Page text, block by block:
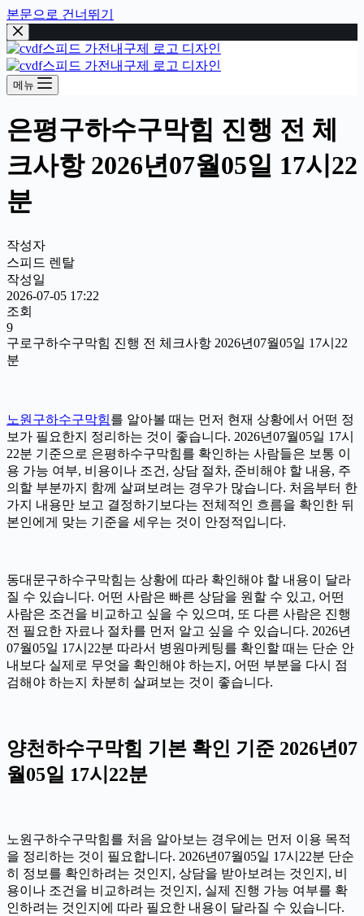
본문으로 건너뛰기
메뉴
은평구하수구막힘 진행 전 체
크사항 2026년07월05일 17시22
분
작성자
스피드 렌탈
작성일
2026-07-05 17:22
조회
9
구로구하수구막힘 진행 전 체크사항 2026년07월05일 17시22
분
노원구하수구막힘를 알아볼 때는 먼저 현재 상황에서 어떤 정
보가 필요한지 정리하는 것이 좋습니다. 2026년07월05일 17시
22분 기준으로 은평하수구막힘를 확인하는 사람들은 보통 이
용 가능 여부, 비용이나 조건, 상담 절차, 준비해야 할 내용, 주
의할 부분까지 함께 살펴보려는 경우가 많습니다. 처음부터 한
가지 내용만 보고 결정하기보다는 전체적인 흐름을 확인한 뒤
본인에게 맞는 기준을 세우는 것이 안정적입니다.
동대문구하수구막힘는 상황에 따라 확인해야 할 내용이 달라
질 수 있습니다. 어떤 사람은 빠른 상담을 원할 수 있고, 어떤
사람은 조건을 비교하고 싶을 수 있으며, 또 다른 사람은 진행
전 필요한 자료나 절차를 먼저 알고 싶을 수 있습니다. 2026년
07월05일 17시22분 따라서 병원마케팅를 확인할 때는 단순 안
내보다 실제로 무엇을 확인해야 하는지, 어떤 부분을 다시 점
검해야 하는지 차분히 살펴보는 것이 좋습니다.
양천하수구막힘 기본 확인 기준 2026년07
월05일 17시22분
노원구하수구막힘를 처음 알아보는 경우에는 먼저 이용 목적
을 정리하는 것이 필요합니다. 2026년07월05일 17시22분 단순
히 정보를 확인하려는 것인지, 상담을 받아보려는 것인지, 비
용이나 조건을 비교하려는 것인지, 실제 진행 가능 여부를 확
인하려는 것인지에 따라 필요한 내용이 달라질 수 있습니다.